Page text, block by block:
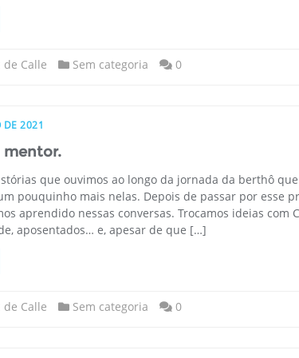
de Calle Sem categoria 0
DE 2021
mentor.
que ouvimos ao longo da jornada da berthô
pouquinho mais nelas. Depois de passar por esse
aprendido nessas conversas. Trocamos ideias com
aposentados… e, apesar de que […]
de Calle Sem categoria 0